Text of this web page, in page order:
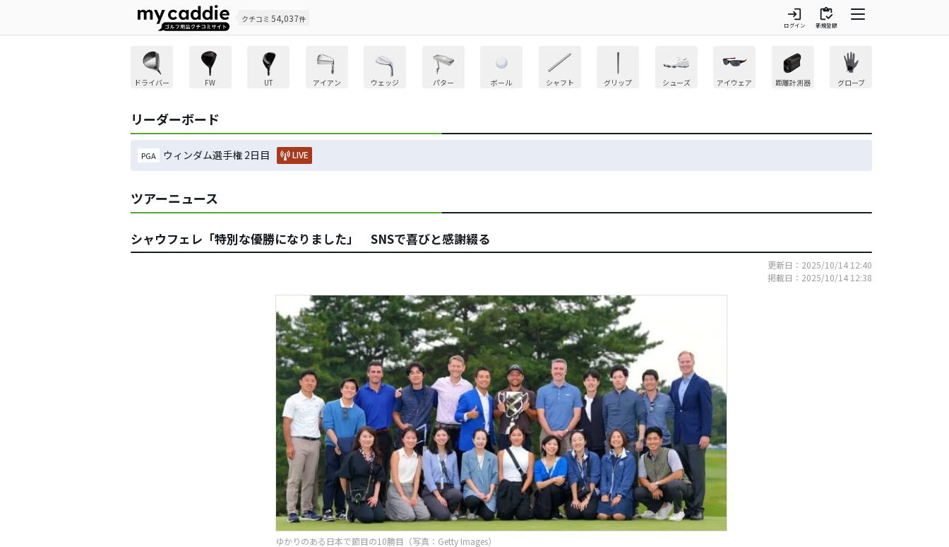
クチコミ 54,037件 login
ログイン
inventory
新規登録
ドライバー FW UT アイアン ウェッジ パター ボール シャフト グリップ シューズ アイウェア 距離計測器 グローブ
リーダーボード
PGA ウィンダム選手権 2日目 LIVE
ツアーニュース
シャウフェレ「特別な優勝になりました」 SNSで喜びと感謝綴る
更新日：2025/10/14 12:40
掲載日：2025/10/14 12:38
ゆかりのある日本で節目の10勝目（写真：Getty Images）